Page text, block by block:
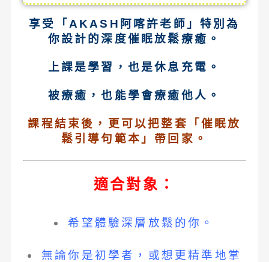
享受「 AKASH 阿喀許老師」特別為
你設計的深度催眠放鬆療癒。
上課是學習，也是休息充電。
被療癒，也能學會療癒他人。
課程結束後，更可以把整套「催眠放
鬆引導句範本」帶回家。
適合對象：
希望體驗深層放鬆的你。
無論你是初學者，或想更精準地掌